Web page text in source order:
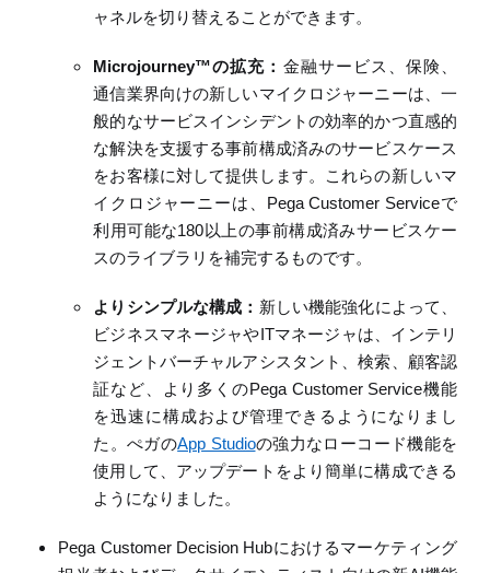
ャネルを切り替えることができます。
Microjourney™の拡充 ： 金融サービス、保険、
通信業界向けの新しいマイクロジャーニーは、一
般的なサービスインシデントの効率的かつ直感的
な解決を支援する事前構成済みのサービスケース
をお客様に対して提供します。これらの新しいマ
イクロジャーニーは、
Pega Customer Serviceで
利用可能な180以上の事前構成済みサービスケー
スのライブラリを補完するものです。
よりシンプルな構成 ： 新しい機能強化によって、
ビジネスマネージャや ITマネージャは、インテリ
ジェントバーチャルアシスタント、検索、顧客認
証など、より多くのPega Customer Service機能
を迅速に構成および管理できるようになりまし
た。ぺガのApp Studioの強力なローコード機能を
使用して、アップデートをより簡単に構成できる
ようになりました 。
Pega Customer Decision Hubにおけるマーケティング